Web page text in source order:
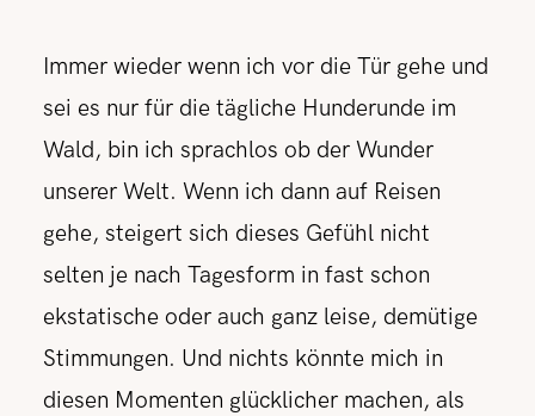
Immer wieder wenn ich vor die Tür gehe und
sei es nur für die tägliche Hunderunde im
Wald, bin ich sprachlos ob der Wunder
unserer Welt. Wenn ich dann auf Reisen
gehe, steigert sich dieses Gefühl nicht
selten je nach Tagesform in fast schon
ekstatische oder auch ganz leise, demütige
Stimmungen. Und nichts könnte mich in
diesen Momenten glücklicher machen, als